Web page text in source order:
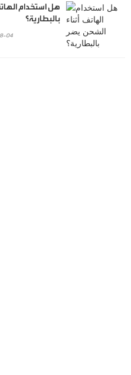
هل استخدام
بالبطارية؟
04